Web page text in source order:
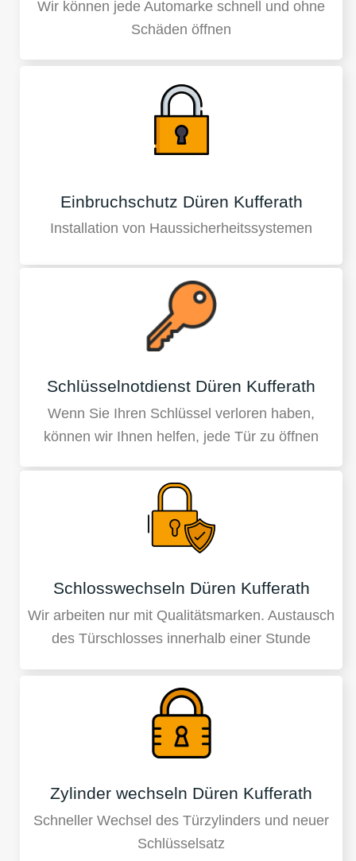
Wir können jede Automarke schnell und ohne
Schäden öffnen
Einbruchschutz Düren Kufferath
Installation von Haussicherheitssystemen
Schlüsselnotdienst Düren Kufferath
Wenn Sie Ihren Schlüssel verloren haben,
können wir Ihnen helfen, jede Tür zu öffnen
Schlosswechseln Düren Kufferath
Wir arbeiten nur mit Qualitätsmarken. Austausch
des Türschlosses innerhalb einer Stunde
Zylinder wechseln Düren Kufferath
Schneller Wechsel des Türzylinders und neuer
Schlüsselsatz